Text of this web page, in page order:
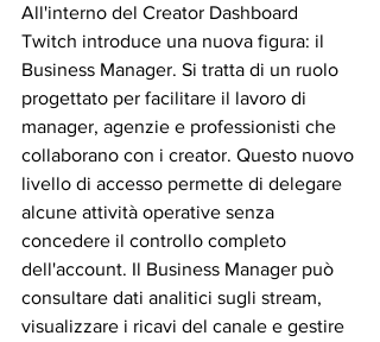
All'interno del Creator Dashboard
Twitch introduce una nuova figura: il
Business Manager. Si tratta di un ruolo
progettato per facilitare il lavoro di
manager, agenzie e professionisti che
collaborano con i creator. Questo nuovo
livello di accesso permette di delegare
alcune attività operative senza
concedere il controllo completo
dell'account. Il Business Manager può
consultare dati analitici sugli stream,
visualizzare i ricavi del canale e gestire